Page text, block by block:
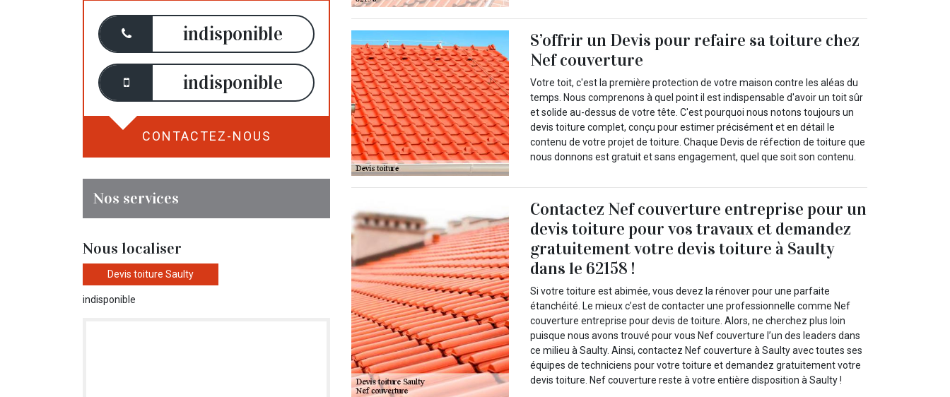
indisponible
indisponible
CONTACTEZ-NOUS
Nos services
Nous localiser
Devis toiture Saulty
indisponible
S’offrir un Devis pour refaire sa toiture chez
Nef couverture
Votre toit, c'est la première protection de votre maison contre les aléas du
temps. Nous comprenons à quel point il est indispensable d'avoir un toit sûr
et solide au-dessus de votre tête. C'est pourquoi nous notons toujours un
devis toiture complet, conçu pour estimer précisément et en détail le
contenu de votre projet de toiture. Chaque Devis de réfection de toiture que
nous donnons est gratuit et sans engagement, quel que soit son contenu.
Contactez Nef couverture entreprise pour un
devis toiture pour vos travaux et demandez
gratuitement votre devis toiture à Saulty
dans le 62158 !
Si votre toiture est abimée, vous devez la rénover pour une parfaite
étanchéité. Le mieux c’est de contacter une professionnelle comme Nef
couverture entreprise pour devis de toiture. Alors, ne cherchez plus loin
puisque nous avons trouvé pour vous Nef couverture l’un des leaders dans
ce milieu à Saulty. Ainsi, contactez Nef couverture à Saulty avec toutes ses
équipes de techniciens pour votre toiture et demandez gratuitement votre
devis toiture. Nef couverture reste à votre entière disposition à Saulty !